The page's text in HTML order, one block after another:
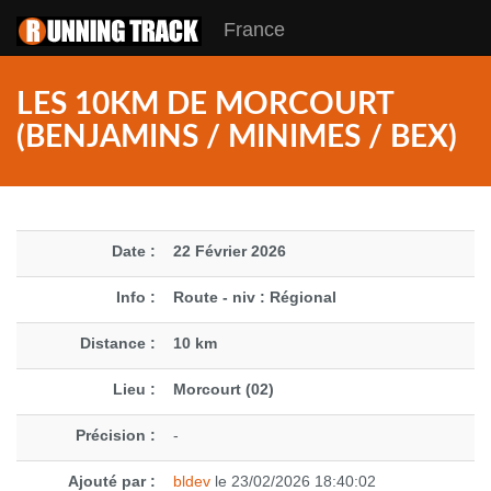
France
LES 10KM DE MORCOURT
(BENJAMINS / MINIMES / BEX)
Date : 22 Février 2026
Info : Route - niv : Régional
Distance : 10 km
Lieu : Morcourt (02)
Précision : -
Ajouté par : bldev le 23/02/2026 18:40:02